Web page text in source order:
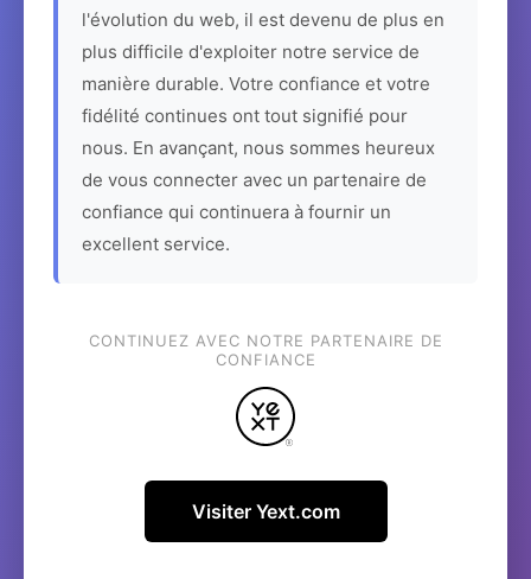
l'évolution du web, il est devenu de plus en
plus difficile d'exploiter notre service de
manière durable. Votre confiance et votre
fidélité continues ont tout signifié pour
nous. En avançant, nous sommes heureux
de vous connecter avec un partenaire de
confiance qui continuera à fournir un
excellent service.
CONTINUEZ AVEC NOTRE PARTENAIRE DE
CONFIANCE
Visiter Yext.com